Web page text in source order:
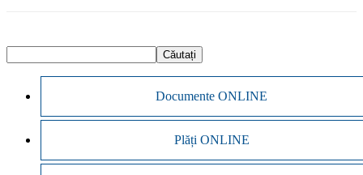
Documente ONLINE
Plăți ONLINE